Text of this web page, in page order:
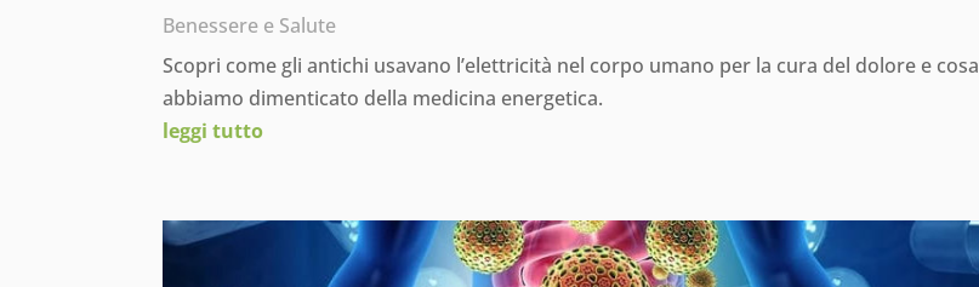
Benessere e Salute
Scopri come gli antichi usavano l’elettricità nel corpo umano per la cura del dolore e cosa
abbiamo dimenticato della medicina energetica.
leggi tutto